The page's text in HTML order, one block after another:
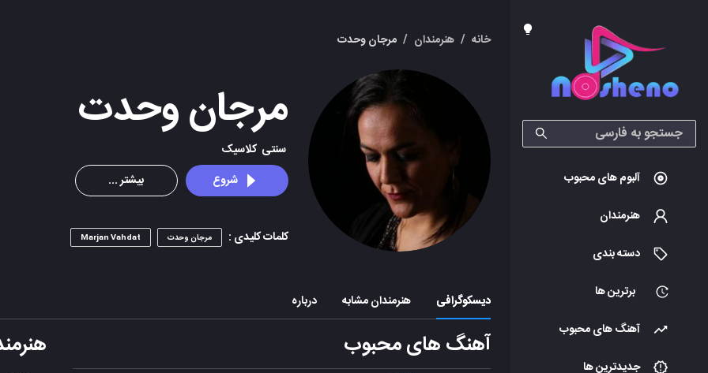
آلبوم های محبوب
هنرمندان
دسته بندی
برترین ها
آهنگ های محبوب
جدیدترین ها
خانه / هنرمندان / مرجان وحدت
مرجان وحدت
سنتی کلاسیک
شروع
بیشتر ...
کلمات کلیدی : مرجان وحدت Marjan Vahdat
دیسکوگرافی هنرمندان مشابه درباره
آهنگ های محبوب